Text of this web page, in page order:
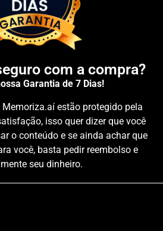
com a compra?
Garantia de 7 Dias!
estão protegido pela
isso quer dizer que você
o conteúdo e se ainda achar que
você, basta pedir reembolso e
seu dinheiro.